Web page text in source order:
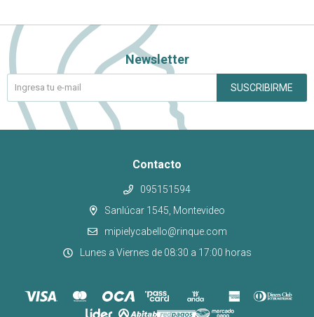
Contacto
095151594
Sanlúcar 1545, Montevideo
mipielycabello@rinque.com
Lunes a Viernes de 08:30 a 17:00 horas
Newsletter
SUSCRIBIRME